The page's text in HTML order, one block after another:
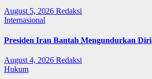
August 5, 2026 Redaksi
Internasional
Presiden Iran Bantah Mengundurkan Diri
August 4, 2026 Redaksi
Hukum